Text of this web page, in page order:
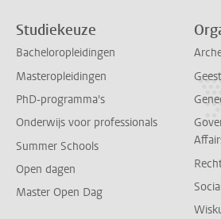
Studiekeuze
Bacheloropleidingen
Masteropleidingen
PhD-programma's
Onderwijs voor professionals
Summer Schools
Open dagen
Master Open Dag